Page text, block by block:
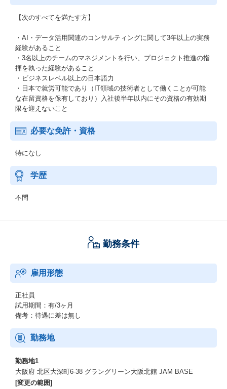
【次のすべてを満たす方】
・AI・データ活用関連のコンサルティングに関して3年以上の実務
経験があること
・3名以上のチームのマネジメントを行い、プロジェクト推進の指
揮を執った経験があること
・ビジネスレベル以上の日本語力
・日本で就労可能であり（IT領域の技術者として働くことが可能
な在留資格を保有しており）入社後半年以内にその資格の有効期
限を迎えないこと
必要な免許・資格
特になし
学歴
不問
勤務条件
雇用形態
正社員
試用期間：有/3ヶ月
備考：待遇に差は無し
勤務地
勤務地1
大阪府 北区大深町6-38 グラングリーン大阪北館 JAM BASE
[変更の範囲]